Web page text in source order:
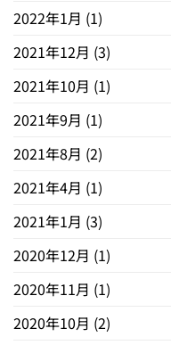
2022年1月 (1)
2021年12月 (3)
2021年10月 (1)
2021年9月 (1)
2021年8月 (2)
2021年4月 (1)
2021年1月 (3)
2020年12月 (1)
2020年11月 (1)
2020年10月 (2)